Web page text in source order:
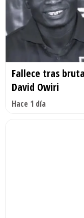
Fallece tras
David Owiri
Hace 1 día